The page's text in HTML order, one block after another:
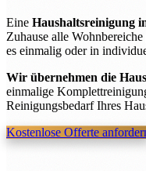
Eine Haushaltsreinigung
Zuhause alle
es einmalig oder in
Wir übernehmen die
einmalige
Reinigungsbedarf Ihres
Kostenlose Offerte